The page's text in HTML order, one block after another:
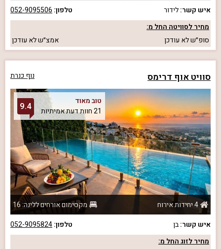
איש קשר:לידור טלפון: 052-9095506
מחיר לסוויטה החל מ:
סופ״שלא עודכן אמצ״שלא עודכן
סוויט אוף דרימס נוף כנרת
טוב מאוד
21 חוות דעת אמיתיות
9.4
4 יחידות אירוח
מקסימום אורחים ללינה: 16
איש קשר:בן טלפון:052-9095824
מחיר לזוג החל מ: